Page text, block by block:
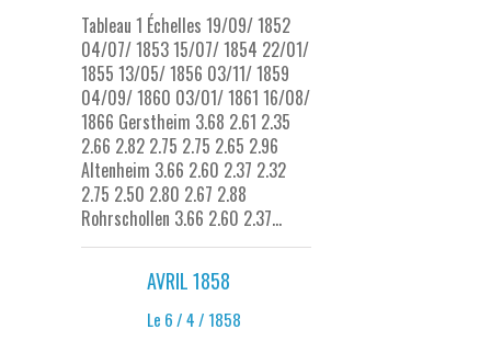
Tableau 1 Échelles 19/09/ 1852
04/07/ 1853 15/07/ 1854 22/01/
1855 13/05/ 1856 03/11/ 1859
04/09/ 1860 03/01/ 1861 16/08/
1866 Gerstheim 3.68 2.61 2.35
2.66 2.82 2.75 2.75 2.65 2.96
Altenheim 3.66 2.60 2.37 2.32
2.75 2.50 2.80 2.67 2.88
Rohrschollen 3.66 2.60 2.37...
AVRIL 1858
Le 6 / 4 / 1858